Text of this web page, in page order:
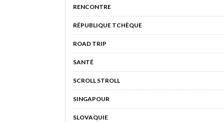
RENCONTRE
RÉPUBLIQUE TCHÈQUE
ROAD TRIP
SANTÉ
SCROLL STROLL
SINGAPOUR
SLOVAQUIE